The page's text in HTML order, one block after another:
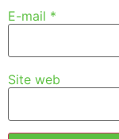
E-mail *
Site web